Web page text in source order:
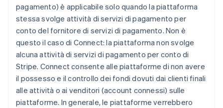
pagamento) è applicabile solo quando la piattaforma
stessa svolge attività di servizi di pagamento per
conto del fornitore di servizi di pagamento. Non è
questo il caso di Connect: la piattaforma non svolge
alcuna attività di servizi di pagamento per conto di
Stripe. Connect consente alle piattaforme di non avere
il possesso e il controllo dei fondi dovuti dai clienti finali
alle attività o ai venditori (account connessi) sulle
piattaforme. In generale, le piattaforme verrebbero